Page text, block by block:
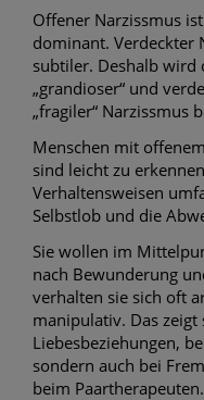
Offener Narzissmus
dominant. Verdeckter
subtiler. Deshalb wird
„grandioser“ und
„fragiler“ Narzissmus
Menschen mit
sind leicht zu
Verhaltensweisen
Selbstlob und die
Sie wollen im
nach Bewunderung
verhalten sie sich oft
manipulativ. Das
Liebesbeziehungen,
sondern auch bei
beim Paartherapeuten.